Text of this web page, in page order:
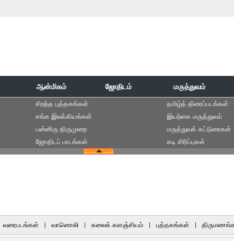
ஆன்மிகம் ஜோதிடம் மருத்துவம்
சிறந்த புத்தகங்கள்
சங்க இலக்கியங்கள்
பன்னிரு திருமுறை
ஜோதிடப் பாடங்கள்
தமிழ்த் திரைப்படங்கள்
இயற்கை மருத்துவம்
மருத்துவக் கட்டுரைகள்
கடி சிரிப்புகள்
வரைபடங்கள் | வானொலி | கலைக் களஞ்சியம் | புத்தகங்கள் |